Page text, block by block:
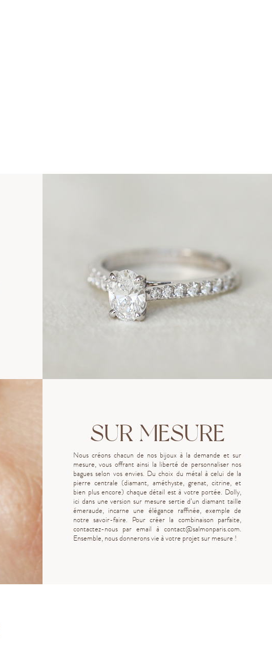
SUR MESURE
Nous créons chacun de nos bijoux à la demande et sur
mesure, vous offrant ainsi la liberté de personnaliser nos
bagues selon vos envies. Du choix du métal à celui de la
pierre centrale (diamant, améthyste, grenat, citrine, et
bien plus encore) chaque détail est à votre portée. Dolly,
ici dans une version sur mesure sertie d’un diamant taille
émeraude, incarne une élégance raffinée, exemple de
notre savoir-faire. Pour créer la combinaison parfaite,
contactez-nous par email à contact@salmonparis.com.
Ensemble, nous donnerons vie à votre projet sur mesure !